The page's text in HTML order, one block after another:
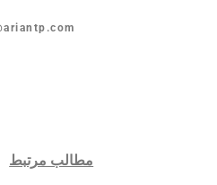
مطالب مرتبط